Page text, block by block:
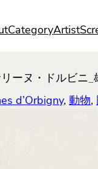
CategoryArtist
ーヌ・ドルビニ
d’Orbigny, 動物,